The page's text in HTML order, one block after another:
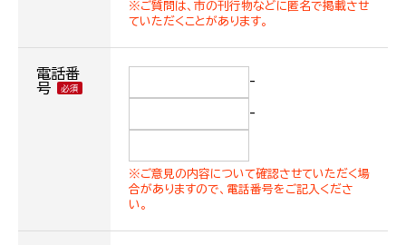
※ご質問は、市の刊行物などに匿名で掲載させ
ていただくことがあります。
電話番
号
-
-
※ご意見の内容について確認させていただく場
合がありますので、電話番号をご記入くださ
い。